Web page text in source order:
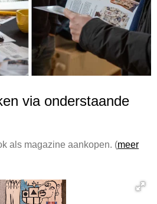
via onderstaande
als magazine aankopen. (meer